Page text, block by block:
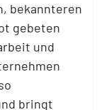
bekannteren
gebeten
und
bringt